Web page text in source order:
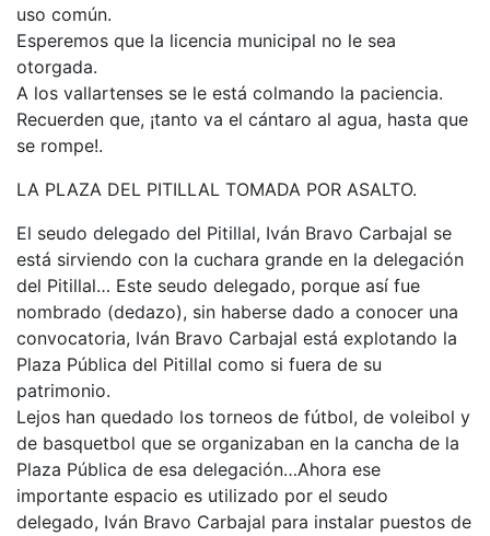
uso común.
Esperemos que la licencia municipal no le sea
otorgada.
A los vallartenses se le está colmando la paciencia.
Recuerden que, ¡tanto va el cántaro al agua, hasta que
se rompe!.
LA PLAZA DEL PITILLAL TOMADA POR ASALTO.
El seudo delegado del Pitillal, Iván Bravo Carbajal se
está sirviendo con la cuchara grande en la delegación
del Pitillal… Este seudo delegado, porque así fue
nombrado (dedazo), sin haberse dado a conocer una
convocatoria, Iván Bravo Carbajal está explotando la
Plaza Pública del Pitillal como si fuera de su
patrimonio.
Lejos han quedado los torneos de fútbol, de voleibol y
de basquetbol que se organizaban en la cancha de la
Plaza Pública de esa delegación…Ahora ese
importante espacio es utilizado por el seudo
delegado, Iván Bravo Carbajal para instalar puestos de